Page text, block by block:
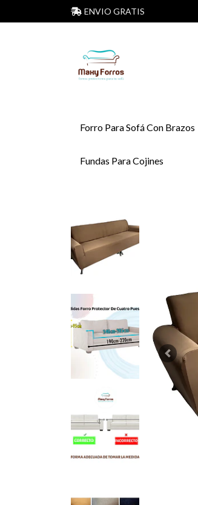
ENVIO GRATIS
Forro Para Sofá Con Brazos
Fundas Para Cojines
Previous